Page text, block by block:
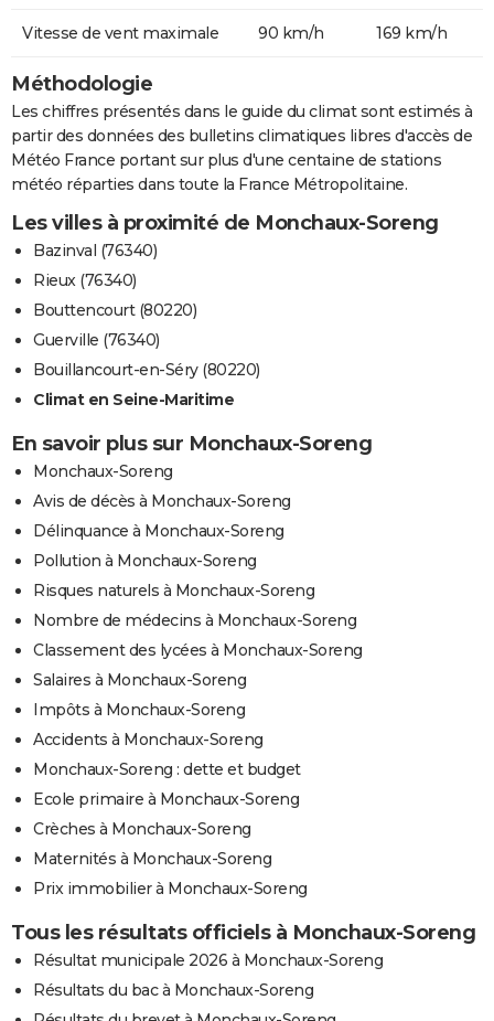
Vitesse de vent maximale 90 km/h 169 km/h
Méthodologie
Les chiffres présentés dans le guide du climat sont estimés à
partir des données des bulletins climatiques libres d'accès de
Météo France portant sur plus d'une centaine de stations
météo réparties dans toute la France Métropolitaine.
Les villes à proximité de Monchaux-Soreng
Bazinval (76340)
Rieux (76340)
Bouttencourt (80220)
Guerville (76340)
Bouillancourt-en-Séry (80220)
Climat en Seine-Maritime
En savoir plus sur Monchaux-Soreng
Monchaux-Soreng
Avis de décès à Monchaux-Soreng
Délinquance à Monchaux-Soreng
Pollution à Monchaux-Soreng
Risques naturels à Monchaux-Soreng
Nombre de médecins à Monchaux-Soreng
Classement des lycées à Monchaux-Soreng
Salaires à Monchaux-Soreng
Impôts à Monchaux-Soreng
Accidents à Monchaux-Soreng
Monchaux-Soreng : dette et budget
Ecole primaire à Monchaux-Soreng
Crèches à Monchaux-Soreng
Maternités à Monchaux-Soreng
Prix immobilier à Monchaux-Soreng
Tous les résultats officiels à Monchaux-Soreng
Résultat municipale 2026 à Monchaux-Soreng
Résultats du bac à Monchaux-Soreng